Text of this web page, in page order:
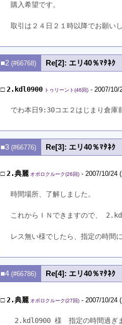
購入希望です。
取引は２４日２１時以降でお願い
■2 (#66768) Re[2]: エリ40％ﾏﾀﾈｸ
□ 2.kdl0900 トゥリーント(46回) - 2007/10/
でわ本日9:30コエ２はじまり倉庫
■3 (#66776) Re[3]: エリ40％ﾏﾀﾈｸ
□ 2.典麗 オボロクルーク(26回) - 2007/10/24
時間場所、了解しました。
これからＩＮできますので、
レス無い様でしたら、指定の時間
■4 (#66786) Re[4]: エリ40％ﾏﾀﾈｸ
□ 2.典麗 オボロクルーク(27回) - 2007/10/24
2.kdl0900 様　指定の時間過ぎ